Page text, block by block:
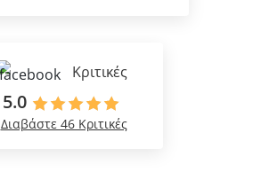
Κριτικές
5.0
Διαβάστε 46 Κριτικές